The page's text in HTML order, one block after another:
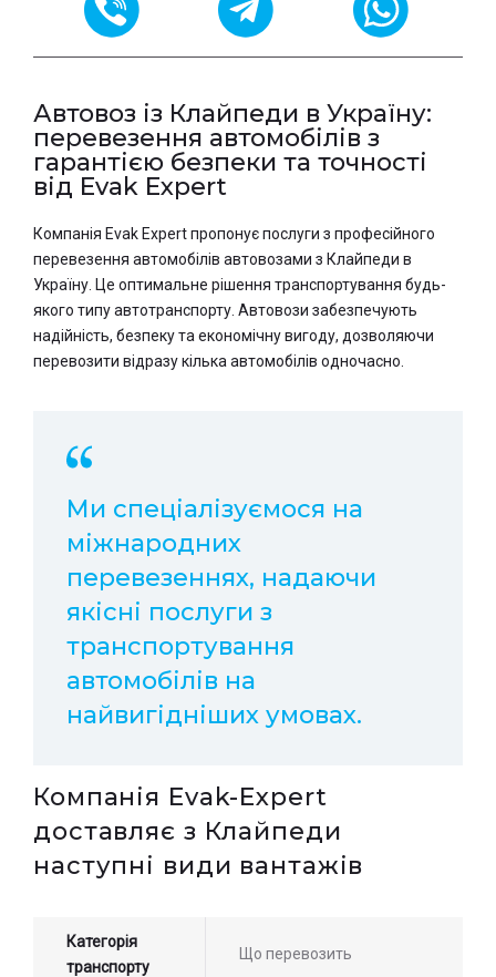
Автовоз із Клайпеди в Україну:
перевезення автомобілів з
гарантією безпеки та точності
від Evak Expert
Компанія Evak Expert пропонує послуги з професійного
перевезення автомобілів автовозами з Клайпеди в
Україну. Це оптимальне рішення транспортування будь-
якого типу автотранспорту. Автовози забезпечують
надійність, безпеку та економічну вигоду, дозволяючи
перевозити відразу кілька автомобілів одночасно.
Ми спеціалізуємося на
міжнародних
перевезеннях, надаючи
якісні послуги з
транспортування
автомобілів на
найвигідніших умовах.
Компанія Evak-Expert
доставляє з Клайпеди
наступні види вантажів
Категорія
транспорту
Що перевозить